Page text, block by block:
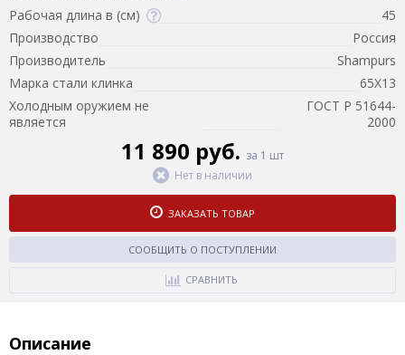
Рабочая длина в (см)
45
Производство
Россия
Производитель
Shampurs
Марка стали клинка
65Х13
Холодным оружием не
является
ГОСТ Р 51644-
2000
11 890 руб. за 1 шт
Нет в наличии
ЗАКАЗАТЬ ТОВАР
СООБЩИТЬ О ПОСТУПЛЕНИИ
СРАВНИТЬ
Описание